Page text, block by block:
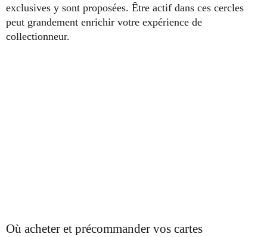
exclusives y sont proposées. Être actif dans ces cercles
peut grandement enrichir votre expérience de
collectionneur.
Où acheter et précommander vos cartes